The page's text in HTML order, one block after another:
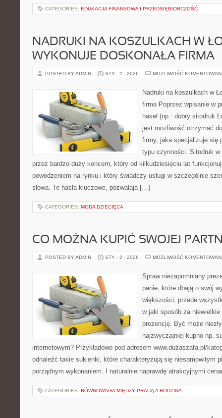
CATEGORIES: EDUKACJA FINANSOWA I PRZEDSIĘBIORCZOŚĆ
NADRUKI NA KOSZULKACH W
WYKONUJE DOSKONAŁA FIRMA
POSTED BY ADMIN STY - 2 - 2026 MOŻLIWOŚĆ
Nadruki na koszulkach w
firma Poprzez wpisanie w
haseł (np.: dobry sitodruk
jest możliwość otrzymać
firmy, jaka specjalizuje się
typu czynności. Sitodruk
przez bardzo duży koncern, który od kilkudziesięciu lat
powodzeniem na rynku i który świadczy usługi w szczególnie
słowa. Te hasła kluczowe, pozwalają […]
CATEGORIES: MODA DZIECIĘCA
CO MOŻNA KUPIĆ SWOJEJ
POSTED BY ADMIN STY - 2 - 2026 MOŻLIWOŚĆ
Spraw niezapomniany
panie, które dbają o swój
większości, przede
w jaki sposób za
prezencję. Być może
najzwyczajniej kupno np.
internetowym? Przykładowo pod adresem www.duzaszafa.pl/
odnaleźć takie sukienki, które charakteryzują się niesamowitym
porządnym wykonaniem. I naturalnie naprawdę atrakcyjnymi
CATEGORIES: RÓWNOWAGA MIĘDZY PRACĄ A RODZINĄ